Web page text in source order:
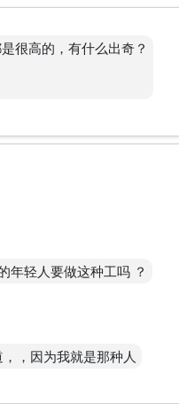
很高的，有什么出奇？
轻人要做这种工吗 ？
，因为我就是那种人